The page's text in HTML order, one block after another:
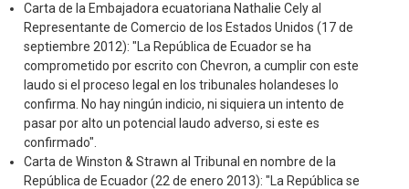
Carta de la Embajadora ecuatoriana Nathalie Cely al
Representante de Comercio de los Estados Unidos (17 de
septiembre 2012): "La República de Ecuador se ha
comprometido por escrito con Chevron, a cumplir con este
laudo si el proceso legal en los tribunales holandeses lo
confirma. No hay ningún indicio, ni siquiera un intento de
pasar por alto un potencial laudo adverso, si este es
confirmado".
Carta de Winston & Strawn al Tribunal en nombre de la
República de Ecuador (22 de enero 2013): "La República se